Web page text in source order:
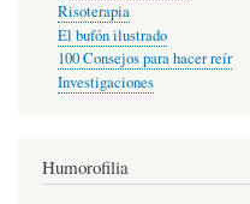
Risoterapia
El bufón ilustrado
100 Consejos para hacer reír
Investigaciones
Humorofilia